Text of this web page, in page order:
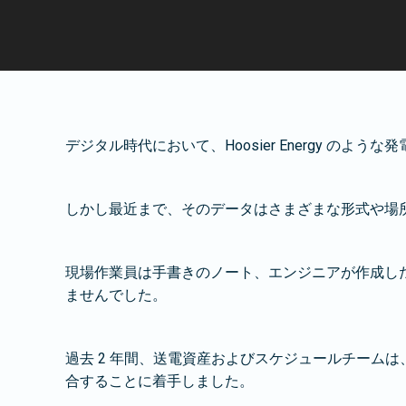
デジタル時代において、Hoosier Energy のような
しかし最近まで、そのデータはさまざまな形式や
現場作業員は手書きのノート、エンジニアが作成
ませんでした。
過去 2 年間、送電資産およびスケジュールチーム
合することに着手しました。